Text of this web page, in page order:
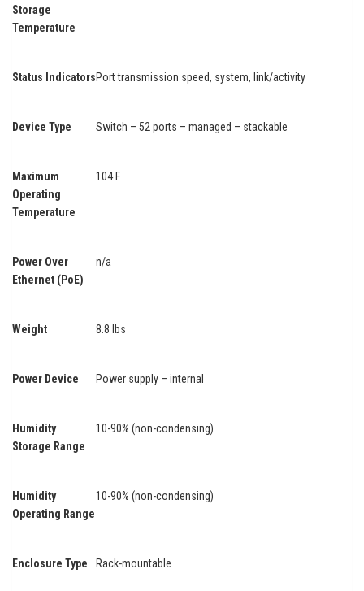
Storage
Temperature
Status IndicatorsPort transmission speed, system, link/activity
Device Type Switch – 52 ports – managed – stackable
Maximum
Operating
Temperature
104 F
Power Over
Ethernet (PoE)
n/a
Weight 8.8 lbs
Power Device Power supply – internal
Humidity
Storage Range
10-90% (non-condensing)
Humidity
Operating Range
10-90% (non-condensing)
Enclosure Type Rack-mountable